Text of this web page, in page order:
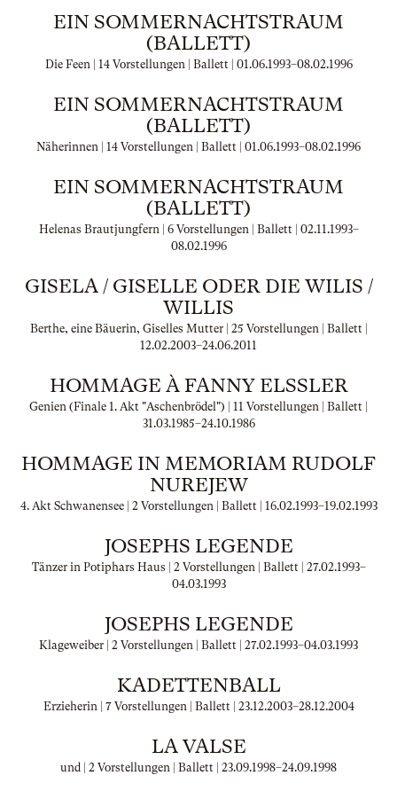
EIN SOMMERNACHTSTRAUM
(BALLETT)
Die Feen | 14 Vorstellungen | Ballett | 01.06.1993–08.02.1996
EIN SOMMERNACHTSTRAUM
(BALLETT)
Näherinnen | 14 Vorstellungen | Ballett | 01.06.1993–08.02.1996
EIN SOMMERNACHTSTRAUM
(BALLETT)
Helenas Brautjungfern | 6 Vorstellungen | Ballett | 02.11.1993–
08.02.1996
GISELA / GISELLE ODER DIE WILIS /
WILLIS
Berthe, eine Bäuerin, Giselles Mutter | 25 Vorstellungen | Ballett |
12.02.2003–24.06.2011
HOMMAGE À FANNY ELSSLER
Genien (Finale 1. Akt "Aschenbrödel") | 11 Vorstellungen | Ballett |
31.03.1985–24.10.1986
HOMMAGE IN MEMORIAM RUDOLF
NUREJEW
4. Akt Schwanensee | 2 Vorstellungen | Ballett | 16.02.1993–19.02.1993
JOSEPHS LEGENDE
Tänzer in Potiphars Haus | 2 Vorstellungen | Ballett | 27.02.1993–
04.03.1993
JOSEPHS LEGENDE
Klageweiber | 2 Vorstellungen | Ballett | 27.02.1993–04.03.1993
KADETTENBALL
Erzieherin | 7 Vorstellungen | Ballett | 23.12.2003–28.12.2004
LA VALSE
und | 2 Vorstellungen | Ballett | 23.09.1998–24.09.1998